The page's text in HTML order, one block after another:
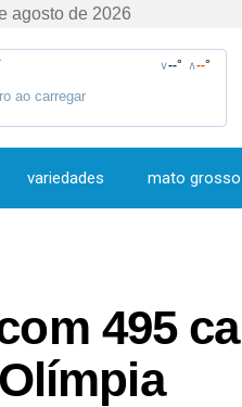
∨--° ∧--°
ao carregar
variedades mato grosso
agosto de 2026
495